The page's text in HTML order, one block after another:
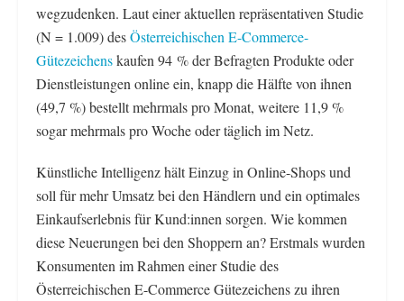
wegzudenken. Laut einer aktuellen repräsentativen Studie
(N = 1.009) desÖsterreichischen E-Commerce-
Gütezeichenskaufen 94 % der Befragten Produkte oder
Dienstleistungen online ein, knapp die Hälfte von ihnen
(49,7 %) bestellt mehrmals pro Monat, weitere 11,9 %
sogar mehrmals pro Woche oder täglich im Netz.
Künstliche Intelligenz hält Einzug in Online-Shops und
soll für mehr Umsatz bei den Händlern und ein optimales
Einkaufserlebnis für Kund:innen sorgen. Wie kommen
diese Neuerungen bei den Shoppern an? Erstmals wurden
Konsumenten im Rahmen einer Studie des
Österreichischen E-Commerce Gütezeichens zu ihren